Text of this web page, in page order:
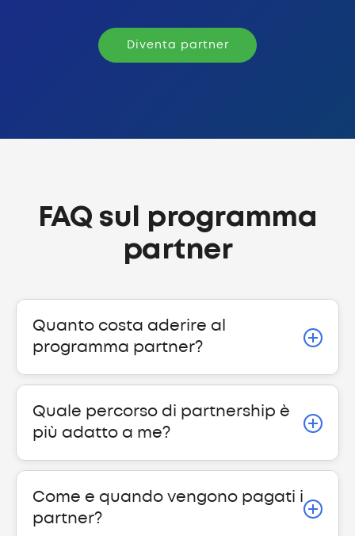
Diventa partner
FAQ sul programma
partner
Quanto costa aderire al
programma partner?
Quale percorso di partnership è
più adatto a me?
Come e quando vengono pagati i
partner?